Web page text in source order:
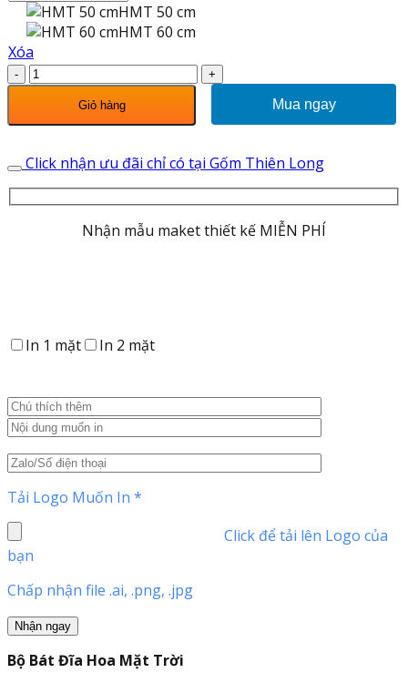
HMT 50 cm
HMT 60 cm
Xóa
Bộ
Bát
Hoa
Trời
Men
Kem
Giỏ hàng Mua ngay
Click nhận ưu đãi chỉ có tại Gốm Thiên Long
Nhận mẫu maket thiết kế MIỄN PHÍ
In 1 mặt In 2 mặt
Tải Logo Muốn In *
Click để tải lên Logo của
bạn
Chấp nhận file .ai, .png, .jpg
Bộ Bát Đĩa Hoa Mặt Trời